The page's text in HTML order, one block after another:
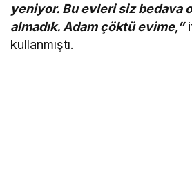
yeniyor. Bu evleri siz bedava
almadık. Adam çöktü evime,”
kullanmıştı.